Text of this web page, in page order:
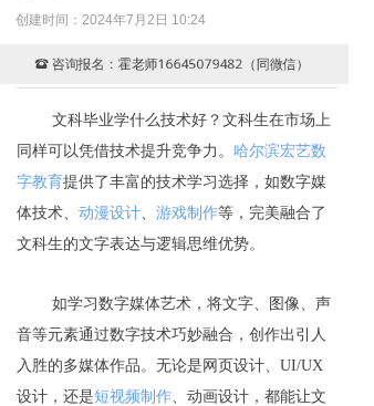
创建时间： 2024年7月2日 10:24
文科毕业学什么技术好？文科生在市场上
同样可以凭借技术提升竞争力。 哈尔滨宏艺数
字教育提供了丰富的技术学习选择，如数字媒
体技术、 动漫设计、 游戏制作等，完美融合了
文科生的文字表达与逻辑思维优势。
如学习数字媒体艺术，将文字、图像、声
音等元素通过数字技术巧妙融合，创作出引人
入胜的多媒体作品。无论是网页设计、UI/UX
设计，还是短视频制作、动画设计，都能让文
뀰 咨询报名：霍老师16645079482（同微信）